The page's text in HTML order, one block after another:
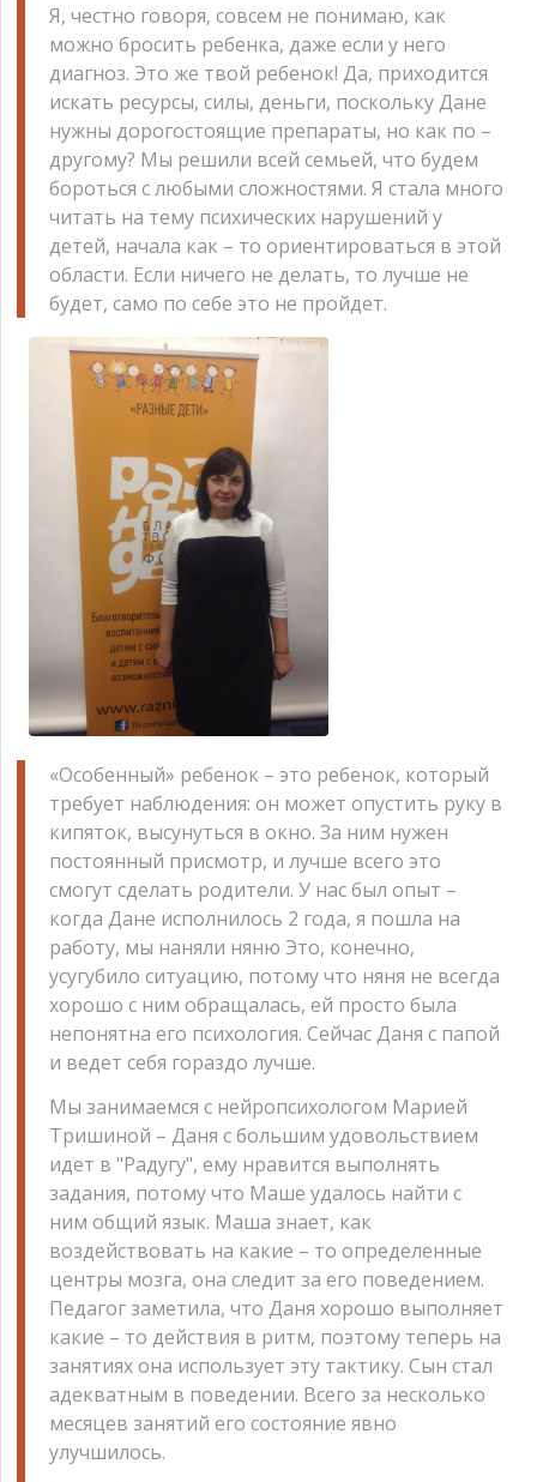
Я, честно говоря, совсем не понимаю, как
можно бросить ребенка, даже если у него
диагноз. Это же твой ребенок! Да, приходится
искать ресурсы, силы, деньги, поскольку Дане
нужны дорогостоящие препараты, но как по –
другому? Мы решили всей семьей, что будем
бороться с любыми сложностями. Я стала много
читать на тему психических нарушений у
детей, начала как – то ориентироваться в этой
области. Если ничего не делать, то лучше не
будет, само по себе это не пройдет.
«Особенный» ребенок – это ребенок, который
требует наблюдения: он может опустить руку в
кипяток, высунуться в окно. За ним нужен
постоянный присмотр, и лучше всего это
смогут сделать родители. У нас был опыт –
когда Дане исполнилось 2 года, я пошла на
работу, мы наняли няню Это, конечно,
усугубило ситуацию, потому что няня не всегда
хорошо с ним обращалась, ей просто была
непонятна его психология. Сейчас Даня с папой
и ведет себя гораздо лучше.
Мы занимаемся с нейропсихологом Марией
Тришиной – Даня с большим удовольствием
идет в "Радугу", ему нравится выполнять
задания, потому что Маше удалось найти с
ним общий язык. Маша знает, как
воздействовать на какие – то определенные
центры мозга, она следит за его поведением.
Педагог заметила, что Даня хорошо выполняет
какие – то действия в ритм, поэтому теперь на
занятиях она использует эту тактику. Сын стал
адекватным в поведении. Всего за несколько
месяцев занятий его состояние явно
улучшилось.